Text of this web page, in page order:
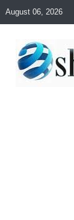
August 06, 2026